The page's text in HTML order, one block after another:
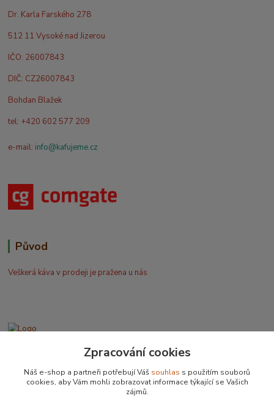
Dr. Karla Farského 278
512 11 Vysoké nad Jizerou
IČO: 26007843
DIČ: CZ26007843
Bohdan Blažek
tel: +420 602 577 209
e-mail: info@kafujeme.cz
Původ
Veškerá káva v prodeji je pražena u nás
Bohdan Blažek
+420 602 577 209
Zpracování cookies
Náš e-shop a partneři potřebují Váš souhlas s použitím souborů
cookies, aby Vám mohli zobrazovat informace týkající se Vašich
zájmů.